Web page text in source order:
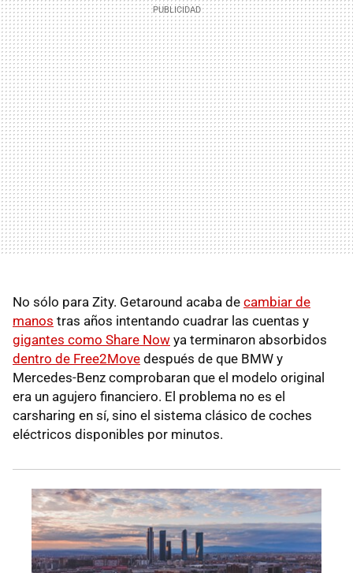
No sólo para Zity. Getaround acaba de cambiar de
manos tras años intentando cuadrar las cuentas y
gigantes como Share Now ya terminaron absorbidos
dentro de Free2Move después de que BMW y
Mercedes-Benz comprobaran que el modelo original
era un agujero financiero. El problema no es el
carsharing en sí, sino el sistema clásico de coches
eléctricos disponibles por minutos.